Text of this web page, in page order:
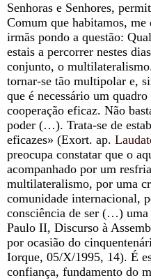
Senhoras e Senhores,
Comum que habitamos,
irmãs pondo a questão:
estais a percorrer nestes
conjunto, o
tornar-se tão multipolar e,
que é necessário um
cooperação eficaz. Não
poder (…). Trata-se de
eficazes» (Exort. ap.
preocupa constatar que o
acompanhado por um
multilateralismo, por uma
comunidade internacional,
consciência de ser (…) uma
Paulo II, Discurso à
por ocasião do
Iorque, 05/X/1995, 14). É
confiança, fundamento do